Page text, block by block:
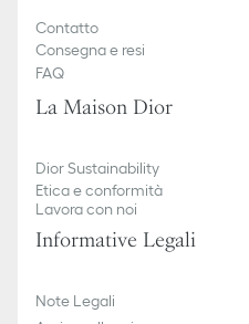
Contatto
Consegna e resi
FAQ
La Maison Dior
Dior Sustainability
Etica e conformità
Lavora con noi
Informative Legali
Note Legali